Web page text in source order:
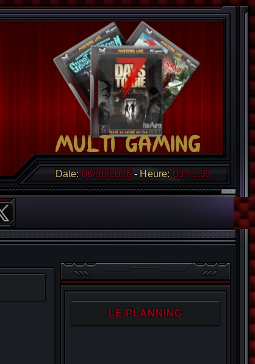
Date: 06/08/2026 Heure: 03:41:34
LE PLANNING